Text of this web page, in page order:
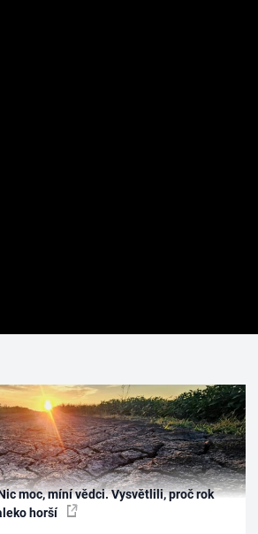
moc, míní vědci. Vysvětlili, proč rok
horší